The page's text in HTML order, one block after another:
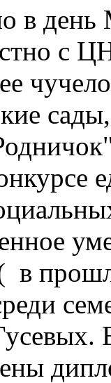
день
с
в